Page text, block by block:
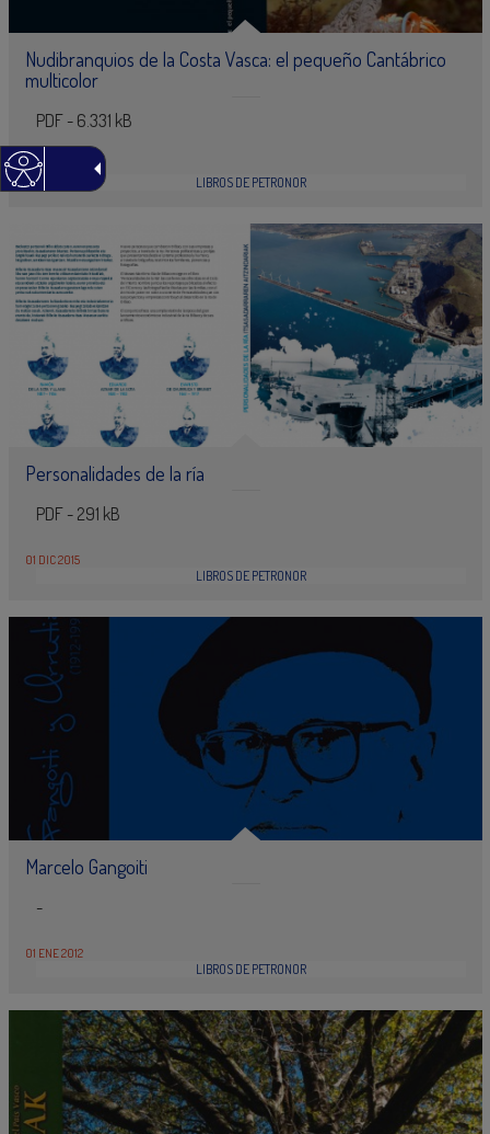
Nudibranquios de la Costa Vasca: el pequeño Cantábrico
multicolor
PDF - 6.331 kB
22 ENE 2016
LIBROS DE PETRONOR
Personalidades de la ría
PDF - 291 kB
01 DIC 2015
LIBROS DE PETRONOR
Marcelo Gangoiti
-
01 ENE 2012
LIBROS DE PETRONOR